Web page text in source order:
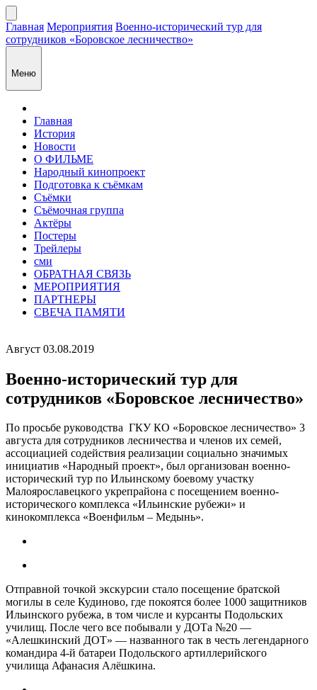
Главная Мероприятия Военно-исторический тур для
сотрудников «Боровское лесничество»
Меню
Главная
История
Новости
О ФИЛЬМЕ
Народный кинопроект
Подготовка к съёмкам
Съёмки
Съёмочная группа
Актёры
Постеры
Трейлеры
сми
ОБРАТНАЯ СВЯЗЬ
МЕРОПРИЯТИЯ
ПАРТНЕРЫ
СВЕЧА ПАМЯТИ
Август 03.08.2019
Военно-исторический тур для
сотрудников «Боровское лесничество»
По просьбе руководства ГКУ КО «Боровское лесничество» 3
августа для сотрудников лесничества и членов их семей,
ассоциацией содействия реализации социально значимых
инициатив «Народный проект», был организован военно-
исторический тур по Ильинскому боевому участку
Малоярославецкого укрепрайона с посещением военно-
исторического комплекса «Ильинские рубежи» и
кинокомплекса «Военфильм – Медынь».
Отправной точкой экскурсии стало посещение братской
могилы в селе Кудиново, где покоятся более 1000 защитников
Ильинского рубежа, в том числе и курсанты Подольских
училищ. После чего все побывали у ДОТа №20 —
«Алешкинский ДОТ» — названного так в честь легендарного
командира 4-й батареи Подольского артиллерийского
училища Афанасия Алёшкина.